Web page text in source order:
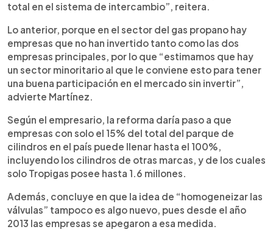
total en el sistema de intercambio”, reitera.
Lo anterior, porque en el sector del gas propano hay
empresas que no han invertido tanto como las dos
empresas principales, por lo que “estimamos que hay
un sector minoritario al que le conviene esto para tener
una buena participación en el mercado sin invertir”,
advierte Martínez.
Según el empresario, la reforma daría paso a que
empresas con solo el 15% del total del parque de
cilindros en el país puede llenar hasta el 100%,
incluyendo los cilindros de otras marcas, y de los cuales
solo Tropigas posee hasta 1.6 millones.
Además, concluye en que la idea de “homogeneizar las
válvulas” tampoco es algo nuevo, pues desde el año
2013 las empresas se apegaron a esa medida.